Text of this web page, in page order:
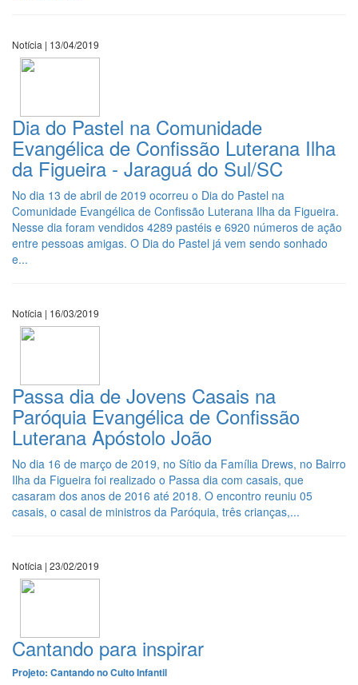
Notícia | 13/04/2019
Dia do Pastel na Comunidade
Evangélica de Confissão Luterana Ilha
da Figueira - Jaraguá do Sul/SC
No dia 13 de abril de 2019 ocorreu o Dia do Pastel na
Comunidade Evangélica de Confissão Luterana Ilha da Figueira.
Nesse dia foram vendidos 4289 pastéis e 6920 números de ação
entre pessoas amigas. O Dia do Pastel já vem sendo sonhado
e...
Notícia | 16/03/2019
Passa dia de Jovens Casais na
Paróquia Evangélica de Confissão
Luterana Apóstolo João
No dia 16 de março de 2019, no Sítio da Família Drews, no Bairro
Ilha da Figueira foi realizado o Passa dia com casais, que
casaram dos anos de 2016 até 2018. O encontro reuniu 05
casais, o casal de ministros da Paróquia, três crianças,...
Notícia | 23/02/2019
Cantando para inspirar
Projeto: Cantando no Culto Infantil